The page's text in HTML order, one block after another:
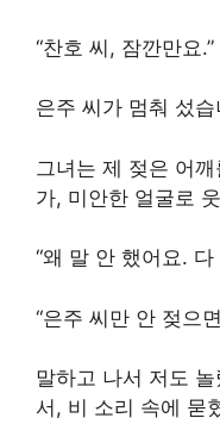
“찬호 씨, 잠깐만요.”
은주 씨가 멈춰 섰습
그녀는 제 젖은 어
가, 미안한 얼굴로
“왜 말 안 했어요.
“은주 씨만 안 젖으
말하고 나서 저도
서, 비 소리 속에 묻